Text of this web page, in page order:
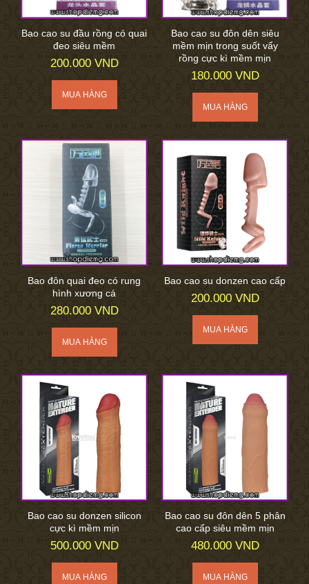
Bao cao su đầu rồng có quai
đeo siêu mềm
200.000 VND
Bao cao su đôn dên siêu
mềm mịn trong suốt vẩy
rồng cực kì mềm mịn
180.000 VND
Bao đôn quai đeo có rung
hình xương cá
280.000 VND
Bao cao su donzen cao cấp
200.000 VND
Bao cao su donzen silicon
cực kì mềm mịn
500.000 VND
Bao cao su đôn dên 5 phân
cao cấp siêu mềm mịn
480.000 VND